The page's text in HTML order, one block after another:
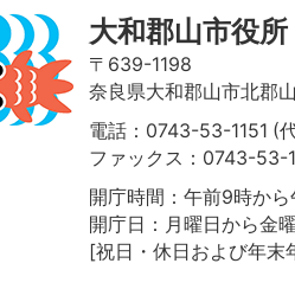
大和郡山市役所
〒639-1198
奈良県大和郡山市北郡
電話：0743-53-1151 (
ファックス：0743-53-
開庁時間：午前9時か
開庁日：月曜日から金
[祝日・休日および年末